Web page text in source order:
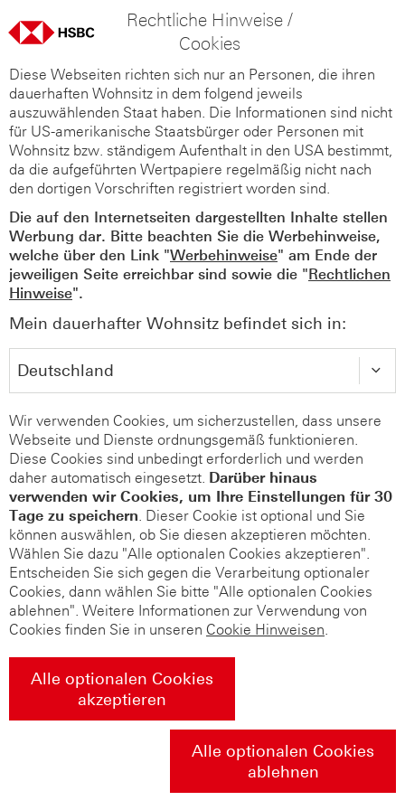
Rechtliche Hinweise /
Cookies
Diese Webseiten richten sich nur an Personen, die ihren
dauerhaften Wohnsitz in dem folgend jeweils
auszuwählenden Staat haben. Die Informationen sind nicht
für US-amerikanische Staatsbürger oder Personen mit
Wohnsitz bzw. ständigem Aufenthalt in den USA bestimmt,
da die aufgeführten Wertpapiere regelmäßig nicht nach
den dortigen Vorschriften registriert worden sind.
Die auf den Internetseiten dargestellten Inhalte stellen
Werbung dar. Bitte beachten Sie die Werbehinweise,
welche über den Link "Werbehinweise" am Ende der
jeweiligen Seite erreichbar sind sowie die "Rechtlichen
Hinweise".
Mein dauerhafter Wohnsitz befindet sich in:
Wir verwenden Cookies, um sicherzustellen, dass unsere
Webseite und Dienste ordnungsgemäß funktionieren.
Diese Cookies sind unbedingt erforderlich und werden
daher automatisch eingesetzt. Darüber hinaus
verwenden wir Cookies, um Ihre Einstellungen für 30
Tage zu speichern. Dieser Cookie ist optional und Sie
können auswählen, ob Sie diesen akzeptieren möchten.
Wählen Sie dazu "Alle optionalen Cookies akzeptieren".
Entscheiden Sie sich gegen die Verarbeitung optionaler
Cookies, dann wählen Sie bitte "Alle optionalen Cookies
ablehnen". Weitere Informationen zur Verwendung von
Cookies finden Sie in unseren Cookie Hinweisen.
Alle optionalen Cookies
akzeptieren
Alle optionalen Cookies
ablehnen